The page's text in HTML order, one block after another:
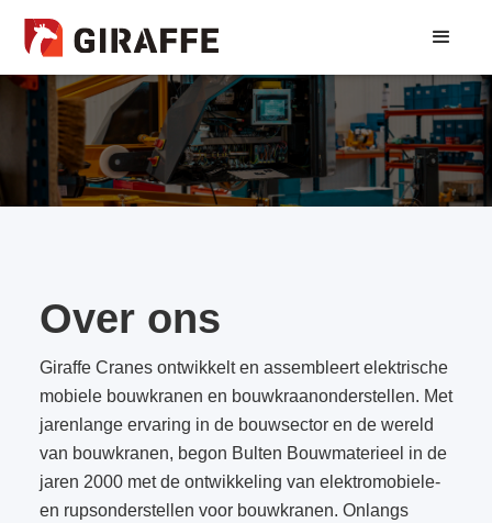
Over ons
Giraffe Cranes ontwikkelt en assembleert elektrische
mobiele bouwkranen en bouwkraanonderstellen. Met
jarenlange ervaring in de bouwsector en de wereld
van bouwkranen, begon Bulten Bouwmaterieel in de
jaren 2000 met de ontwikkeling van elektromobiele-
en rupsonderstellen voor bouwkranen. Onlangs